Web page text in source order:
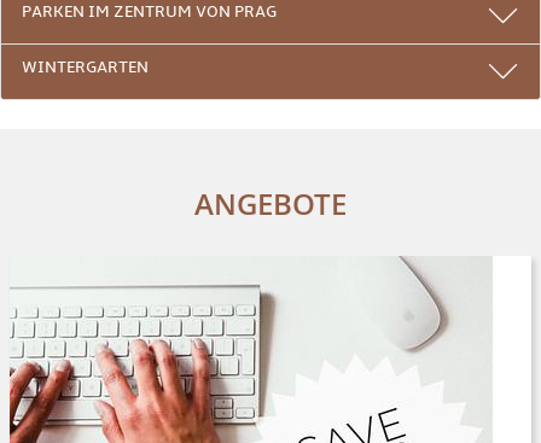
PARKEN IM ZENTRUM VON PRAG
WINTERGARTEN
ANGEBOTE